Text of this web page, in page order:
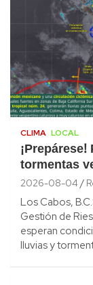
CLIMA LOCAL
tormentas
2026-08-04
Los Cabos,
Gestión de
esperan
lluvias y